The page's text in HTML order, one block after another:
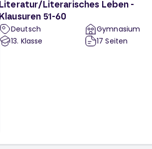
Literatur/Literarisches Leben -
Klausuren 51-60
Deutsch
13. Klasse
Gymnasium
17 Seiten